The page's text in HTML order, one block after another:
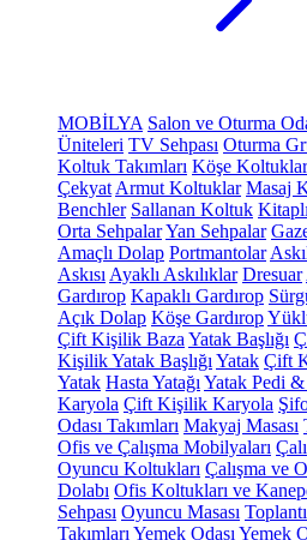
MOBİLYA Salon ve Oturma
Üniteleri TV Sehpası Oturma
Koltuk Takımları Köşe Koltuklar
Çekyat Armut Koltuklar Masaj
Benchler Sallanan Koltuk
Orta SehpalarYan Sehpalar
Amaçlı Dolap Portmantolar
Askısı Ayaklı Askılıklar Dresuar
Gardırop Kapaklı Gardırop
Açık Dolap Köşe Gardırop
Çift Kişilik Baza Yatak Başlığı
Kişilik Yatak Başlığı Yatak Çift
Yatak Hasta Yatağı Yatak Pedi
Karyola Çift Kişilik Karyola
Odası Takımları Makyaj Masası
Ofis ve Çalışma Mobilyaları
Oyuncu Koltukları Çalışma ve
Dolabı Ofis Koltukları ve
Sehpası Oyuncu Masası
Takımları Yemek Odası Yemek